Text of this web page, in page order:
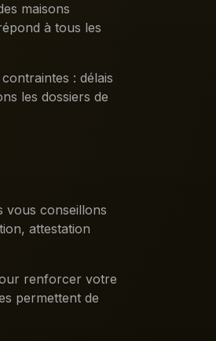
maisons
à tous les
: délais
les dossiers de
vous conseillons
attestation
renforcer votre
permettent de